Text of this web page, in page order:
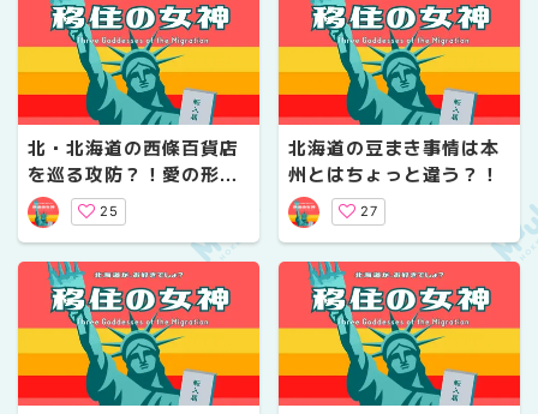
北・北海道の西條百貨店
を巡る攻防？！愛の形は
さまざまです。他1本
25
北海道の豆まき事情は本
州とはちょっと違う？！
27